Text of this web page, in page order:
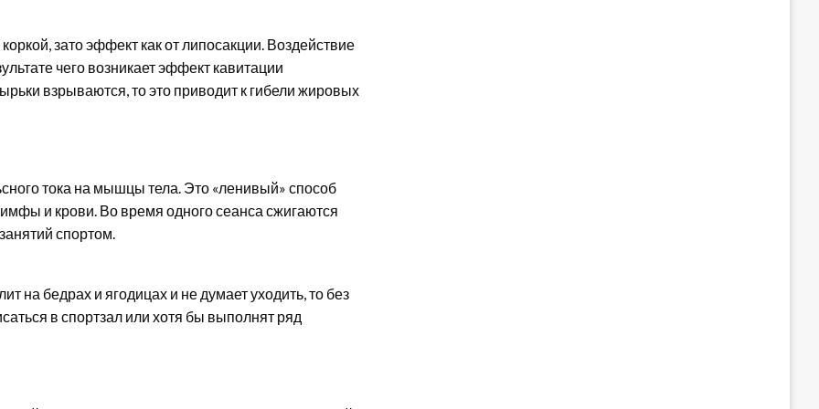
зато эффект как от липосакции. Воздействие
чего возникает эффект кавитации
взрываются, то это приводит к гибели жировых
тока на мышцы тела. Это «ленивый» способ
и крови. Во время одного сеанса сжигаются
спортом.
на бедрах и ягодицах и не думает уходить, то без
в спортзал или хотя бы выполнят ряд